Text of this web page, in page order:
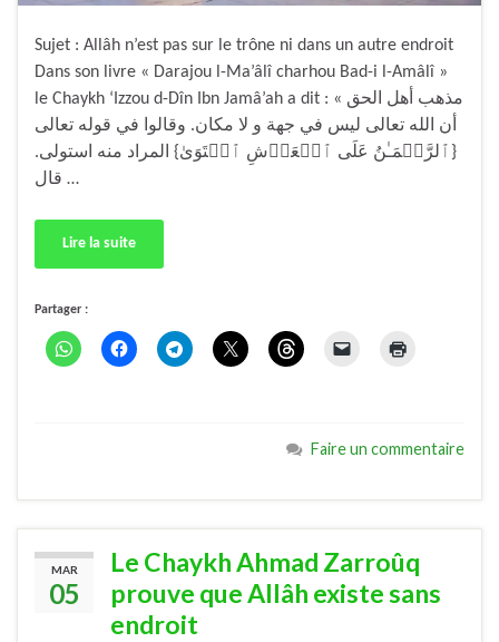
Sujet : Allâh n’est pas sur le trône ni dans un autre endroit
Dans son livre « Darajou l-Ma’âlî charhou Bad-i l-Amâlî »
le Chaykh ‘Izzou d-Dîn Ibn Jamâ’ah a dit : « مذهب أهل الحق
أن الله تعالى ليس في جهة و لا مكان. وقالوا في قوله تعالى
{ٱلرَّحۡمَـٰنُ عَلَى ٱلۡعَرۡشِ ٱسۡتَوَىٰ} المراد منه استولى.
قال …
Lire la suite
Partager :
Faire un commentaire
MAR
05
Le Chaykh Ahmad Zarroûq
prouve que Allâh existe sans
endroit